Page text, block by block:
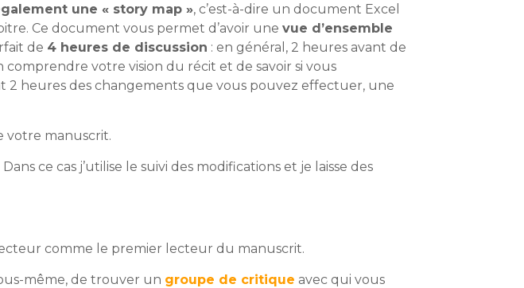
une « story map », c’est-à-dire un document Excel
Ce document vous permet d’avoir une vue d’ensemble
de 4 heures de discussion : en général, 2 heures avant de
votre vision du récit et de savoir si vous
heures des changements que vous pouvez effectuer, une
votre manuscrit.
Dans ce cas j’utilise le suivi des modifications et je laisse des
comme le premier lecteur du manuscrit.
même, de trouver un groupe de critique avec qui vous